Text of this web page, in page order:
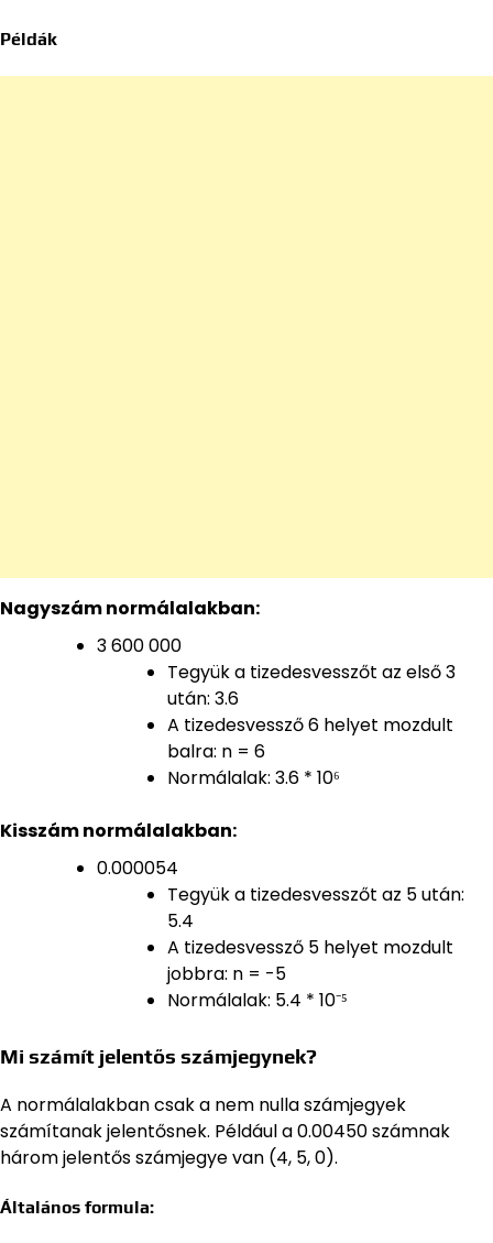
Példák
Nagyszám normálalakban:
3 600 000
Tegyük a tizedesvesszőt az első 3
után: 3.6
A tizedesvessző 6 helyet mozdult
balra: n = 6
Normálalak: 3.6 * 10⁶
Kisszám normálalakban:
0.000054
Tegyük a tizedesvesszőt az 5 után:
5.4
A tizedesvessző 5 helyet mozdult
jobbra: n = -5
Normálalak: 5.4 * 10⁻⁵
Mi számít jelentős számjegynek?
A normálalakban csak a nem nulla számjegyek
számítanak jelentősnek. Például a 0.00450 számnak
három jelentős számjegye van (4, 5, 0).
Általános formula: